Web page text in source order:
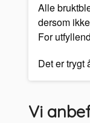
Alle
dersom
For
Det er trygt
Vi